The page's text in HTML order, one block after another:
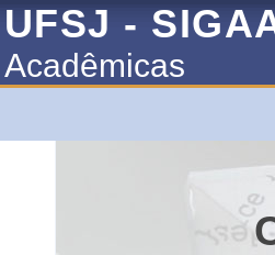
UFSJ -
Acadêmicas